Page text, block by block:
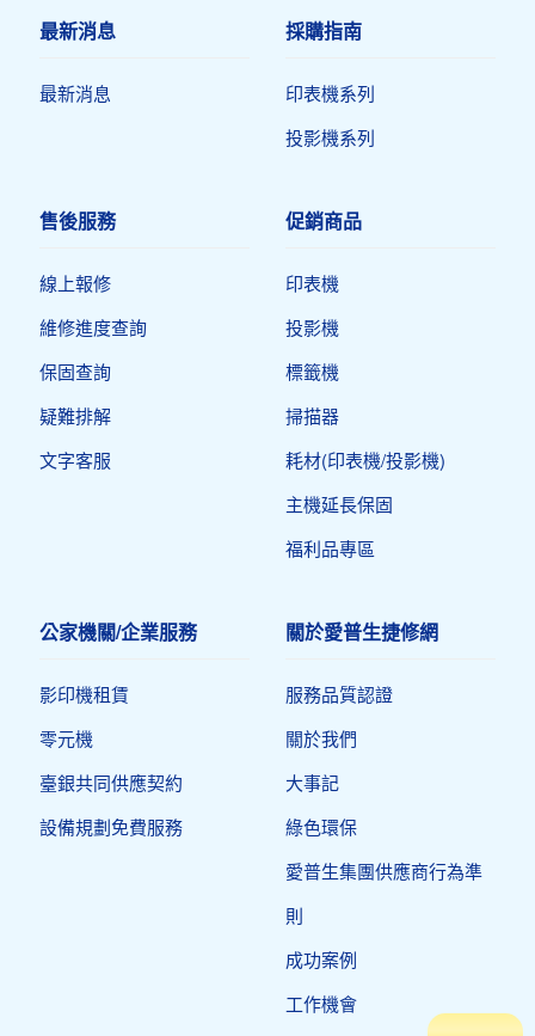
最新消息
最新消息
採購指南
印表機系列
投影機系列
售後服務
線上報修
維修進度查詢
保固查詢
疑難排解
文字客服
促銷商品
印表機​
投影機
標籤機
掃描器
耗材(印表機/投影機)
主機延長保固
福利品專區
公家機關/企業服務
影印機租賃
零元機
臺銀共同供應契約
設備規劃免費服務
關於愛普生捷修網
服務品質認證
關於我們
大事記
綠色環保
愛普生集團供應商行為準
則
成功案例
工作機會